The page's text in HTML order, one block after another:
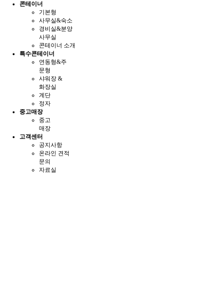
콘테이너
기본형
사무실&숙소
경비실&분양
사무실
콘테이너 소개
특수콘테이너
연동형&주
문형
샤워장 &
화장실
계단
정자
중고매장
중고
매장
고객센터
공지사항
온라인 견적
문의
자료실